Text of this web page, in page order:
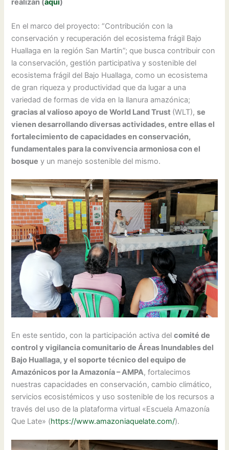
En el marco del proyecto: “Contribución con la
conservación y recuperación del ecosistema frágil Bajo
Huallaga en la región San Martín”; que busca contribuir con
la conservación, gestión participativa y sostenible del
ecosistema frágil del Bajo Huallaga, como un ecosistema
de gran riqueza y productividad que da lugar a una
variedad de formas de vida en la llanura amazónica;
gracias al valioso apoyo de World Land Trust (WLT),se
vienen desarrollando diversas actividades, entre ellas el
fortalecimiento de capacidades en conservación,
fundamentales para la convivencia armoniosa con el
bosque y un manejo sostenible del mismo.
En este sentido, con la participación activa delcomité de
control y vigilancia comunitario de Áreas Inundables del
Bajo Huallaga, y el soporte técnico del equipo de
Amazónicos por la Amazonía – AMPA, fortalecimos
nuestras capacidades en conservación, cambio climático,
servicios ecosistémicos y uso sostenible de los recursos a
través del uso de la plataforma virtual «Escuela Amazonía
Que Late» (https://www.amazoniaquelate.com/).